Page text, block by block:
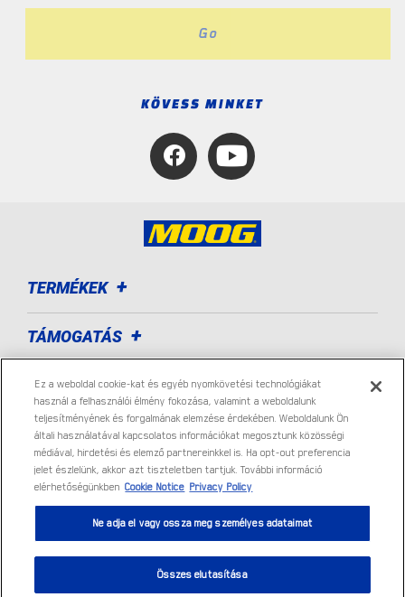
Go
KÖVESS MINKET
TERMÉKEK
TÁMOGATÁS
ALKATRÉSZ KERESÉSE
RÓLUNK
HOL VÁSÁROLHATÓ MEG
Ez a weboldal cookie-kat és egyéb nyomkövetési technológiákat
használ a felhasználói élmény fokozása, valamint a weboldalunk
teljesítményének és forgalmának elemzése érdekében. Weboldalunk Ön
általi használatával kapcsolatos információkat megosztunk közösségi
médiával, hirdetési és elemző partnereinkkel is. Ha opt-out preferencia
jelet észlelünk, akkor azt tiszteletben tartjuk. További információ
elérhetőségünkben Cookie Notice Privacy Policy
Ne adja el vagy ossza meg személyes adataimat
Összes elutasítása